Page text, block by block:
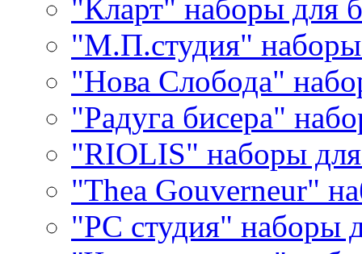
"Кларт" наборы для
"М.П.студия"
"Нова Слобода"
"Радуга бисера"
"RIOLIS" наборы
"Thea Gouverneur"
"РС студия" наборы